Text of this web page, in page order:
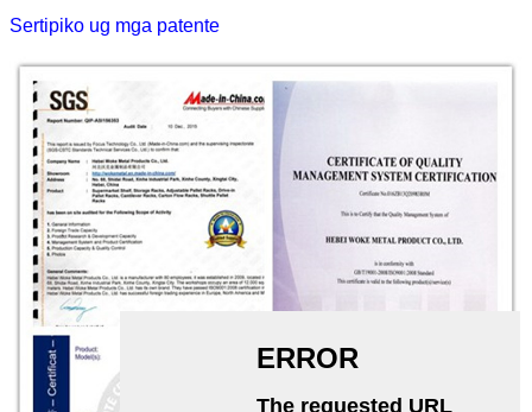
Sertipiko ug mga patente